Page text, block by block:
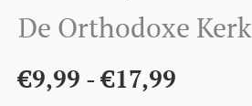
De Orthodoxe Kerk
€9,99 - €17,99